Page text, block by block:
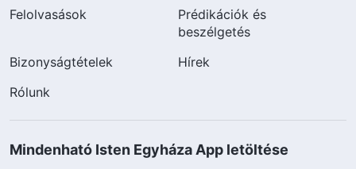
Felolvasások
Prédikációk és
beszélgetés
Bizonyságtételek
Hírek
Rólunk
Mindenható Isten Egyháza App letöltése